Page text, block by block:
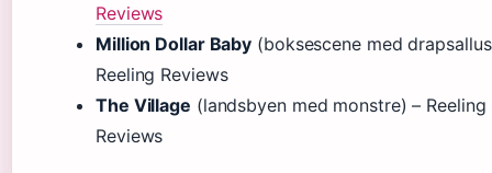
Reviews
Million Dollar Baby (boksescene med
Reeling Reviews
The Village (landsbyen med monstre) – Reeling
Reviews